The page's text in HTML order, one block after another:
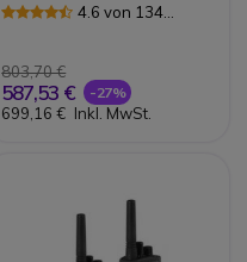
4.6 von 134
803,70 €
587,53 € -27%
699,16 € Inkl. MwSt.